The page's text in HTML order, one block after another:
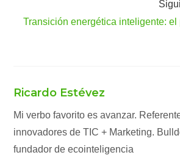
Transición energética inteligente: el
Ricardo Estévez
Mi verbo favorito es avanzar.
innovadores de TIC + Marketing.
fundador de ecointeligencia